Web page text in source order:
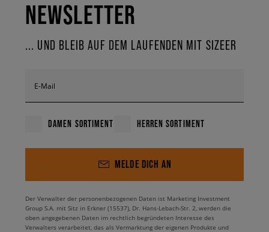
NEWSLETTER
... UND BLEIB AUF DEM LAUFENDEN MIT SIZEER
E-Mail
DAMEN SORTIMENT HERREN SORTIMENT
MELDE DICH AN
Der Verwalter der personenbezogenen Daten ist Marketing Investment
Group S.A. mit Sitz in Erkner (15537), Dr. Hans-Lebach-Str. 2, werden die
oben angegebenen Daten im rechtlich begründeten Interesse des
Verwalters verarbeitet, das als Vermarktung der eigenen Produkte und